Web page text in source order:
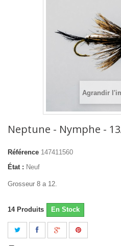
Agrandir
Neptune - Nymphe -
Référence 147411560
État : Neuf
Grosseur 8 a 12.
14 Produits En Stock